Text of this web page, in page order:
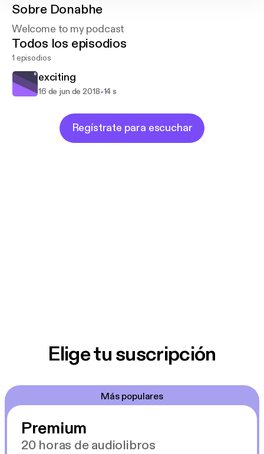
Sobre Donabhe
Welcome to my podcast
Todos los episodios
1 episodios
exciting
16 de jun de 2018-14 s
Regístrate para escuchar
Elige tu suscripción
Más populares
Premium
20 horas de audiolibros